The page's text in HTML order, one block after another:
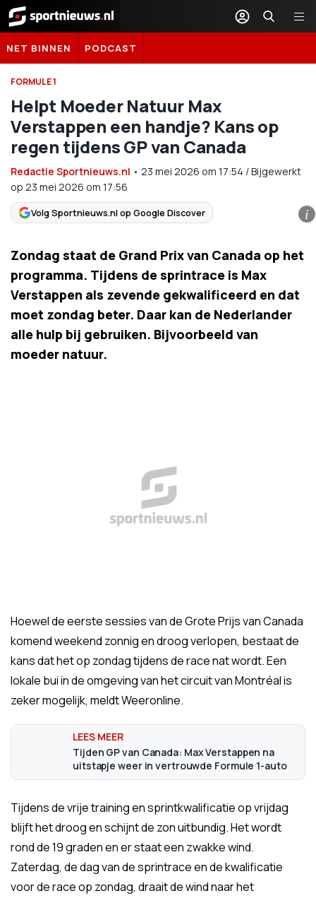
Sportnieuws.nl
NET BINNEN PODCAST
FORMULE 1
Helpt Moeder Natuur Max
Verstappen een handje? Kans op
regen tijdens GP van Canada
Redactie Sportnieuws.nl • 23 mei 2026 om 17:54 /Bijgewerkt
op 23 mei 2026 om 17:56
Volg Sportnieuws.nl op Google Discover i
Zondag staat de Grand Prix van Canada op het
programma. Tijdens de sprintrace is Max
Verstappen als zevende gekwalificeerd en dat
moet zondag beter. Daar kan de Nederlander
alle hulp bij gebruiken. Bijvoorbeeld van
moeder natuur.
Hoewel de eerste sessies van de Grote Prijs van Canada
komend weekend zonnig en droog verlopen, bestaat de
kans dat het op zondag tijdens de race nat wordt. Een
lokale bui in de omgeving van het circuit van Montréal is
zeker mogelijk, meldt Weeronline.
Tijden GP van Canada: Max Verstappen na
uitstapje weer in vertrouwde Formule 1-auto
Tijdens de vrije training en sprintkwalificatie op vrijdag
blijft het droog en schijnt de zon uitbundig. Het wordt
rond de 19 graden en er staat een zwakke wind.
Zaterdag, de dag van de sprintrace en de kwalificatie
voor de race op zondag, draait de wind naar het